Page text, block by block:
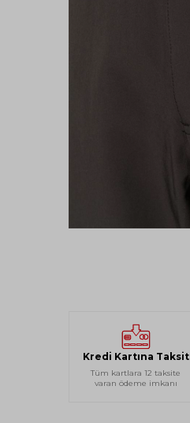
Kredi Kartına Taksit
Tüm kartlara 12 taksite
varan ödeme imkanı